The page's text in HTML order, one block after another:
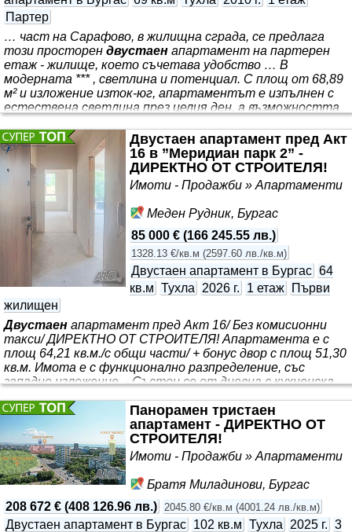
Партер
… част на Сарафово, в жилищна сграда, се предлага
този просторен двустаен апартамент на партерен
етаж - жилище, което съчетава удобство … В
модерната *** , светлина и потенциал. С площ от 68,89
м² и изложение изток-юг, апартаментът е изпълнен с
естествена светлина през целия ден, а възможността
добавя усещане за свобода и допълнително
пространство за релакс. Разпределението е практично
и комфортно: коридор води към светлата дневна зона,
където кухнята, трапезарията и мястото за отдих са
обединени в едно хармонично пространство. Спалнята
е отделена и предлага
Двустаен апартамент пред Акт
16 в ”Меридиан парк 2” -
ДИРЕКТНО ОТ СТРОИТЕЛЯ!
Имоти - Продажби » Апартаменти
Меден Рудник, Бургас
85 000 € (166 245.55 лв.)
1328.13 €/кв.м (2597.60 лв./кв.м)
Двустаен апартамент в Бургас 64
кв.м Тухла 2026 г. 1 етаж
Първи
жилищен
Двустаен апартамент пред Акт 16/ Без комисионни
такси/ ДИРЕКТНО ОТ СТРОИТЕЛЯ! Апартамента е с
площ 64,21 кв.м./с общи части/ + бонус двор с площ 51,30
кв.м. Имота е с функционално разпределение, със
западно изложение. - Състои се от дневна с кухненска
двор. В непосредствена близост се намира новият парк
и многофункционален спортен комплекс на открито в
„Меден рудник“. Районът е с отлично изградена
инфраструктура, като в близост са разположени
Хипермаркети ”Билла”, ”Лидъл”, супермаркет ”Анет”,
училища, детски градини, плувен басейн
Панорамен тристаен
апартамент - ДИРЕКТНО ОТ
СТРОИТЕЛЯ!
Имоти - Продажби » Апартаменти
Братя Миладинови, Бургас
208 672 € (408 126.96 лв.) 2045.80 €/кв.м (4001.24 лв./кв.м)
Двустаен апартамент в Бургас 102 кв.м Тухла 2025 г. 3